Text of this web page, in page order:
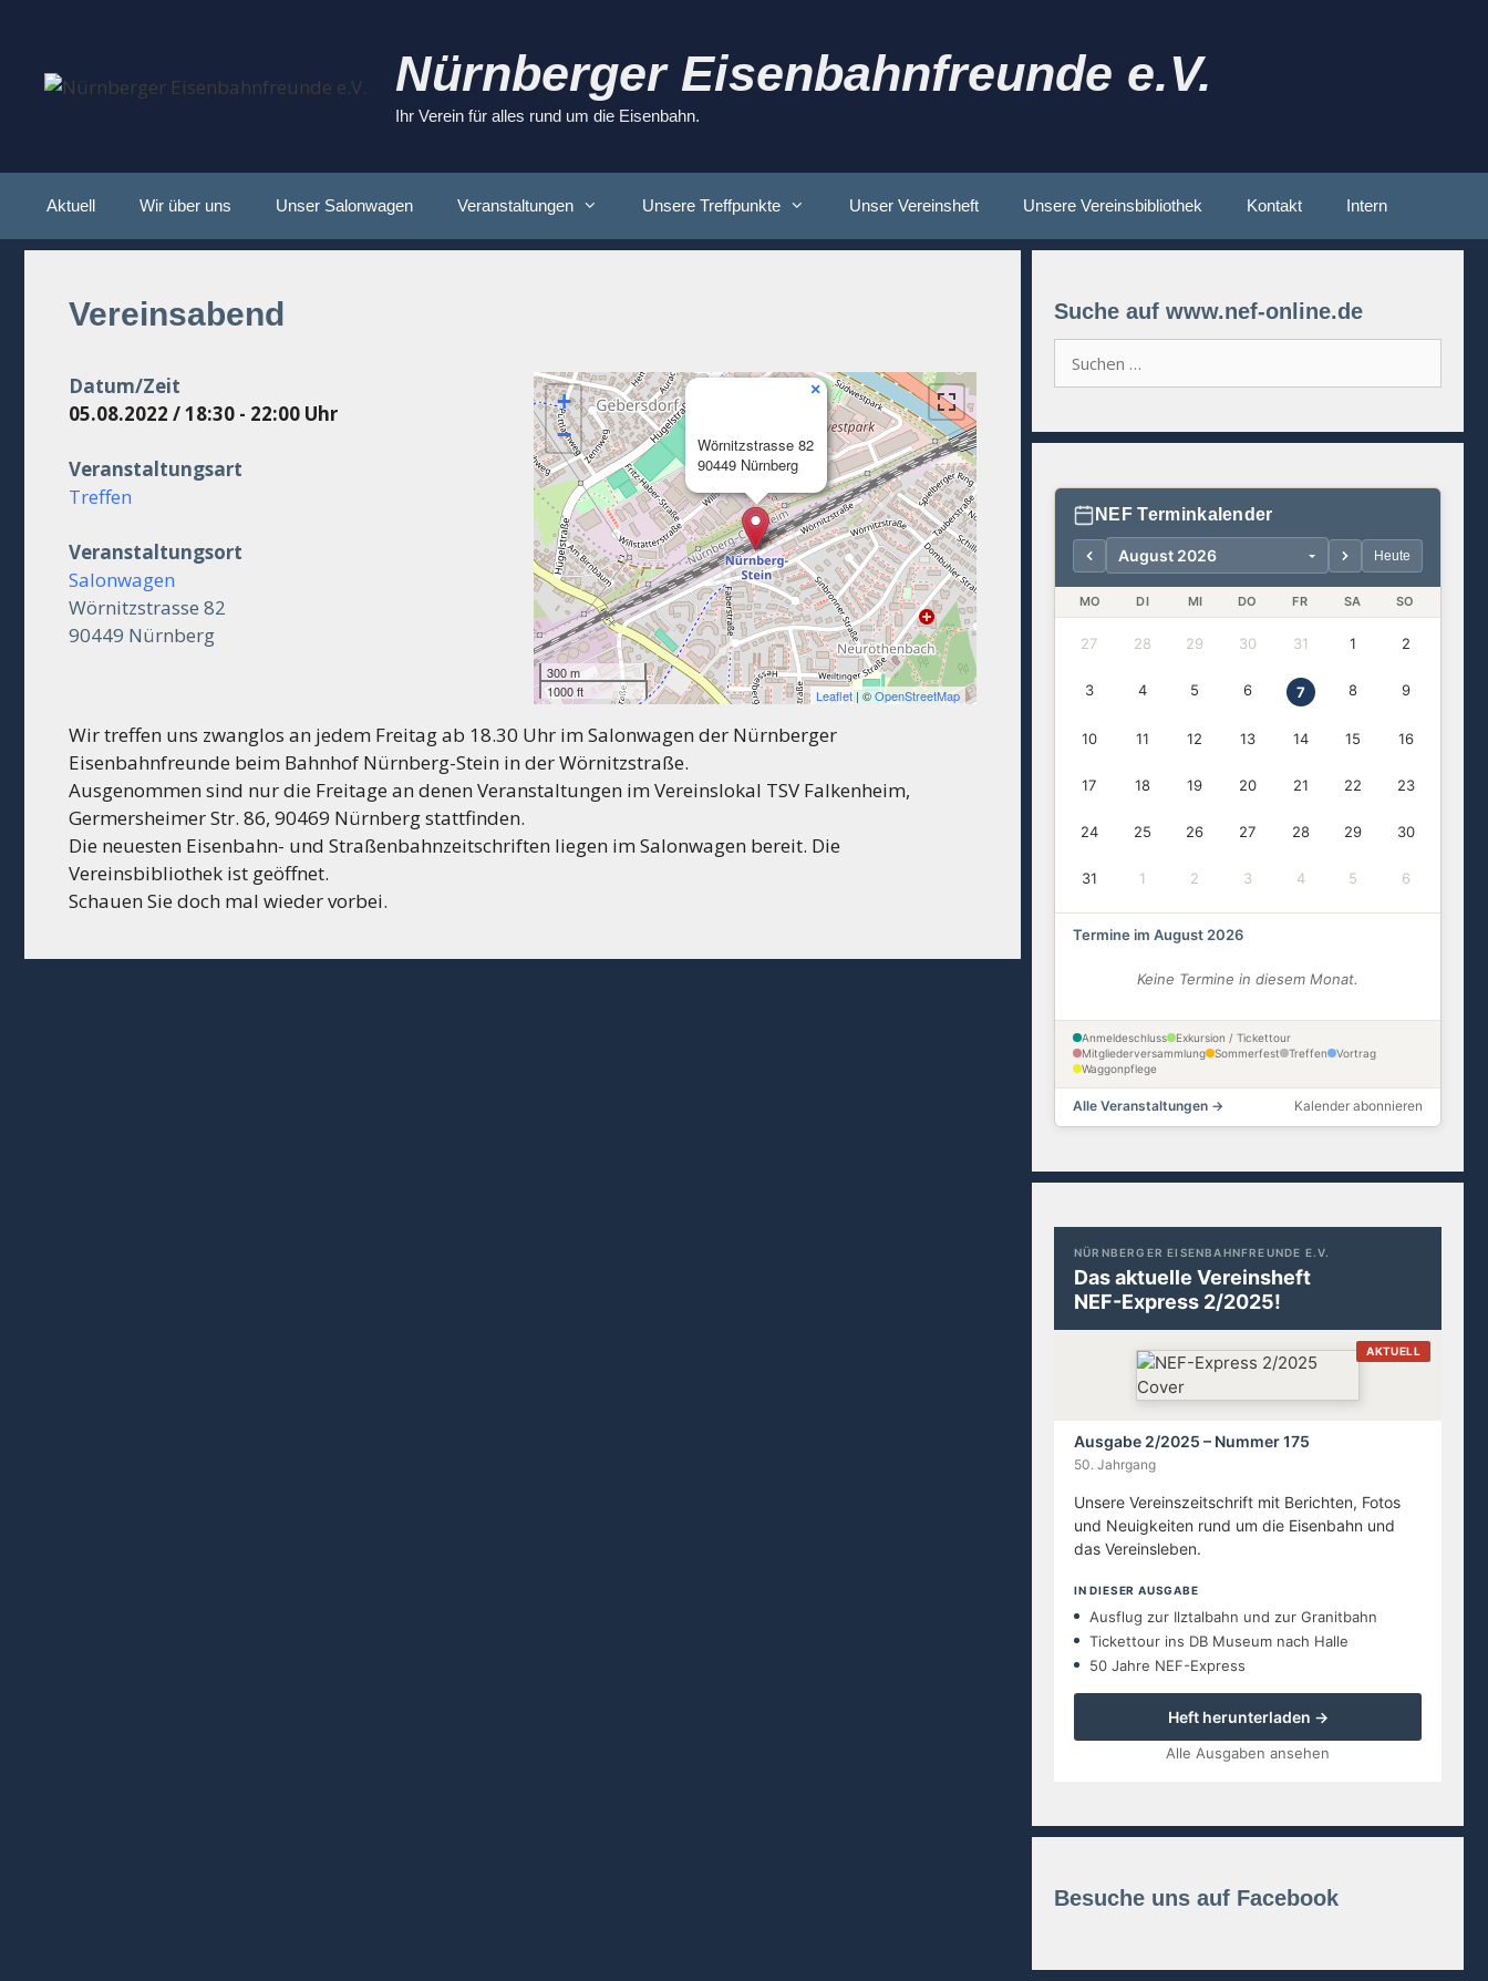
springen
Nürnberger Eisenbahnfreunde e.V.
Ihr Verein für alles rund um die Eisenbahn.
Aktuell Wir über uns Unser Salonwagen Veranstaltungen Unsere Treffpunkte Unser Vereinsheft Unsere Vereinsbibliothek Kontakt Intern
Vereinsabend
Wörnitzstrasse 82
90449 Nürnberg
×
+
−
300 m
1000 ft
Leaflet| ©OpenStreetMap
Datum/Zeit
05.08.2022 / 18:30 - 22:00 Uhr
Veranstaltungsart
Treffen
Veranstaltungsort
Salonwagen
Wörnitzstrasse 82
90449 Nürnberg
Wir treffen uns zwanglos an jedem Freitag ab 18.30 Uhr im Salonwagen der Nürnberger
Eisenbahnfreunde beim Bahnhof Nürnberg-Stein in der Wörnitzstraße.
Ausgenommen sind nur die Freitage an denen Veranstaltungen im Vereinslokal TSV Falkenheim,
Germersheimer Str. 86, 90469 Nürnberg stattfinden.
Die neuesten Eisenbahn- und Straßenbahnzeitschriften liegen im Salonwagen bereit. Die
Vereinsbibliothek ist geöffnet.
Schauen Sie doch mal wieder vorbei.
Suche auf www.nef-online.de
nach:
NEF Terminkalender
Heute
MO DI MI DO FR SA SO
27 28 29 30 31 1 2
3 4 5 6 7 8 9
10 11 12 13 14 15 16
17 18 19 20 21 22 23
24 25 26 27 28 29 30
31 1 2 3 4 5 6
Termine im August 2026
Keine Termine in diesem Monat.
Anmeldeschluss
Exkursion / Tickettour
Mitgliederversammlung
Sommerfest Treffen
Vortrag
Waggonpflege
Alle Veranstaltungen → Kalender abonnieren
NÜRNBERGER EISENBAHNFREUNDE E.V.
Das aktuelle Vereinsheft
NEF-Express 2/2025!
AKTUELL
Ausgabe 2/2025 – Nummer 175
50. Jahrgang
Unsere Vereinszeitschrift mit Berichten, Fotos
und Neuigkeiten rund um die Eisenbahn und
das Vereinsleben.
IN DIESER AUSGABE
Ausflug zur Ilztalbahn und zur Granitbahn
Tickettour ins DB Museum nach Halle
50 Jahre NEF-Express
Heft herunterladen →
Alle Ausgaben ansehen
Besuche uns auf Facebook